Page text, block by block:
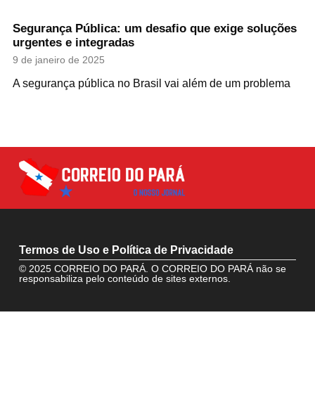
Segurança Pública: um desafio que exige soluções
urgentes e integradas
9 de janeiro de 2025
A segurança pública no Brasil vai além de um problema
Termos de Uso e Política de Privacidade
© 2025 CORREIO DO PARÁ. O CORREIO DO PARÁ não se
responsabiliza pelo conteúdo de sites externos.